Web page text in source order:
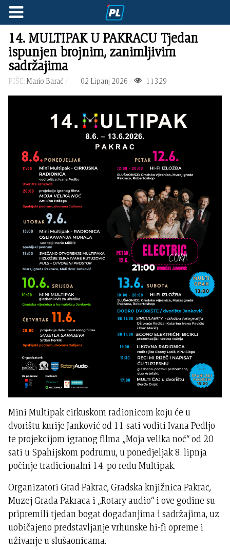
14. MULTIPAK U PAKRACU Tjedan
ispunjen brojnim, zanimljivim
sadržajima
PIŠE: Mario Barać 02 Lipanj 2026 11329
Mini Multipak cirkuskom radionicom koju će u
dvorištu kurije Janković od 11 sati voditi Ivana Pedljo
te projekcijom igranog filma „Moja velika noć“ od 20
sati u Spahijskom podrumu, u ponedjeljak 8. lipnja
počinje tradicionalni 14. po redu Multipak.
Organizatori Grad Pakrac, Gradska knjižnica Pakrac,
Muzej Grada Pakraca i „Rotary audio“ i ove godine su
pripremili tjedan bogat događanjima i sadržajima, uz
uobičajeno predstavljanje vrhunske hi-fi opreme i
uživanje u slušaonicama.